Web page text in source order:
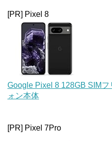
[PR] Pixel 8
Google Pixel 8 128GB SIM
ォン本体
[PR] Pixel 7Pro